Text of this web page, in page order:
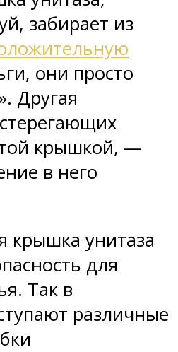
забирает из
они просто
Другая
крышкой, —
в него
крышка унитаза
для
Так в
различные